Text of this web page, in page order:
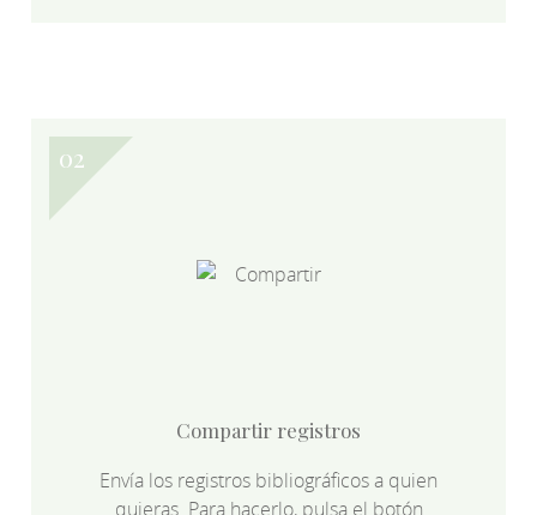
Compartir registros
Envía los registros bibliográficos a quien
quieras. Para hacerlo, pulsa el botón